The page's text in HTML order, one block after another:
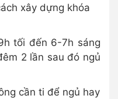
xây dựng khóa
tối đến 6-7h sáng
2 lần sau đó ngủ
cần ti để ngủ hay